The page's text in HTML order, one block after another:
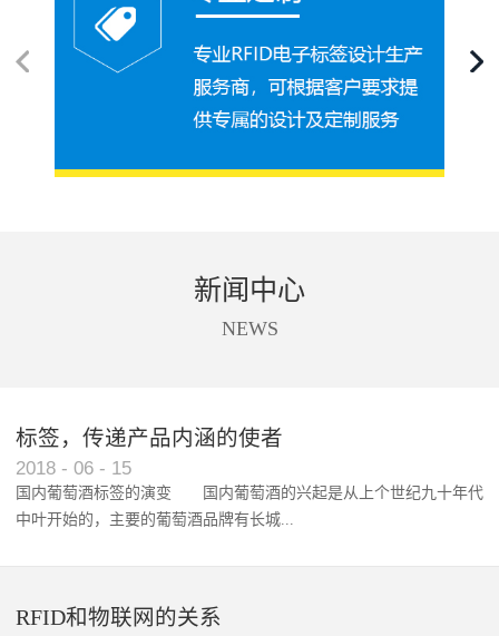
新闻中心
NEWS
标签，传递产品内涵的使者
2018 - 06 - 15
国内葡萄酒标签的演变 国内葡萄酒的兴起是从上个世纪九十年代
中叶开始的，主要的葡萄酒品牌有长城...
RFID和物联网的关系